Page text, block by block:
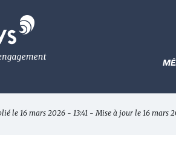
le 16 mars 2026 - 13:41 - Mise à jour le 16 mars